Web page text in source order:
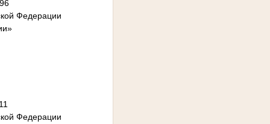
Федерации
Федерации